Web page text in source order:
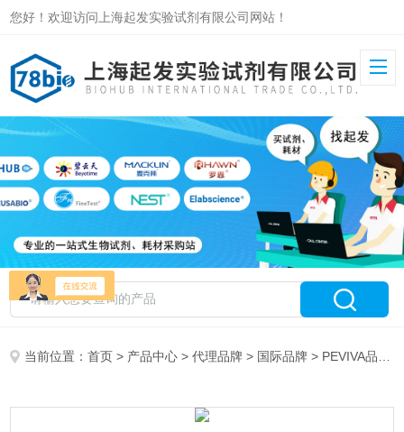
您好！欢迎访问上海起发实验试剂有限公司网站！
当前位置：首页 > 产品中心 >代理品牌 > 国际品牌 > PEVIVA品牌介绍